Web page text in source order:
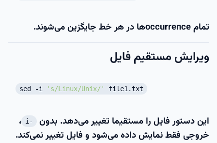
تمام occurrenceها در هر خط جایگزین می‌شوند.
ویرایش مستقیم فایل
sed -i 's/Linux/Unix/' file1.txt
این دستور فایل را مستقیما تغییر می‌دهد. بدون -i
،
خروجی فقط نمایش داده می‌شود و فایل تغییر نمی‌کند.